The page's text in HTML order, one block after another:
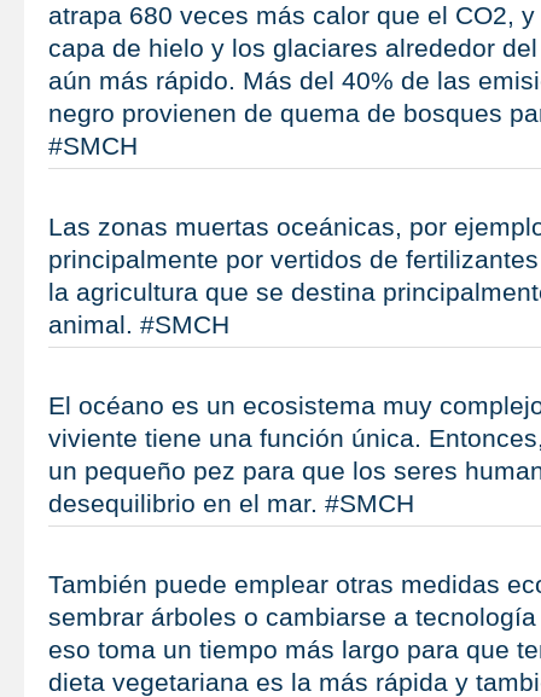
atrapa 680 veces más calor que el CO2,
capa de hielo y los glaciares alrededor
aún más rápido. Más del 40% de las
negro provienen de quema de bosques
#SMCH
Las zonas muertas oceánicas, por
principalmente por vertidos de
la agricultura que se destina
animal. #SMCH
El océano es un ecosistema muy
viviente tiene una función única.
un pequeño pez para que los seres
desequilibrio en el mar. #SMCH
También puede emplear otras medidas
sembrar árboles o cambiarse a
eso toma un tiempo más largo para que
dieta vegetariana es la más rápida y